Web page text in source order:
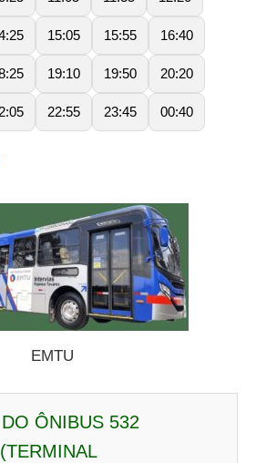
15:05 15:55 16:40
19:10 19:50 20:20
22:55 23:45 00:40
EMTU
ÔNIBUS 532